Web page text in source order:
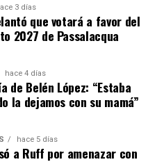
fue el miércoles
, cuando
una empleada doméstica y
al describir condiciones de
Ramírez tenía a Belén cuando
Itaembé Miní.
en pleno verano, descalza,
en el patio. Estaban todas las
describió
3 días
que votará a favor del
2027 de Passalacqua
hace 4 días
de Belén López: “Estaba
la dejamos con su mamá”
hace 5 días
a Ruff por amenazar con